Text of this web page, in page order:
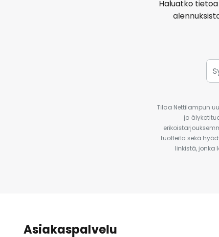
Haluatko
Tilaa Nettilampun
ja
tuotteita sekä
linkistä, jonka
Asiakaspalvelu